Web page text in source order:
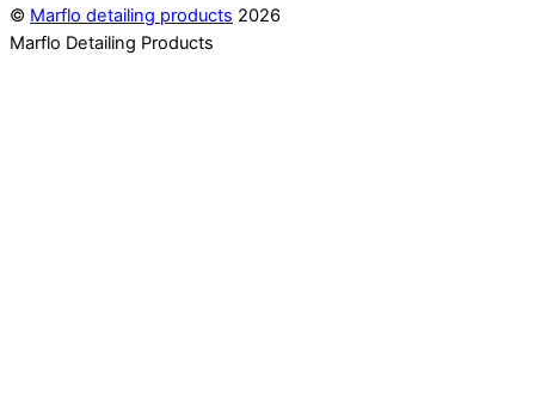
© Marflo detailing products 2026
Marflo Detailing Products